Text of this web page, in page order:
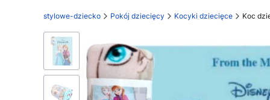
stylowe-dziecko Pokój dziecięcy Kocyki dziecięce Koc